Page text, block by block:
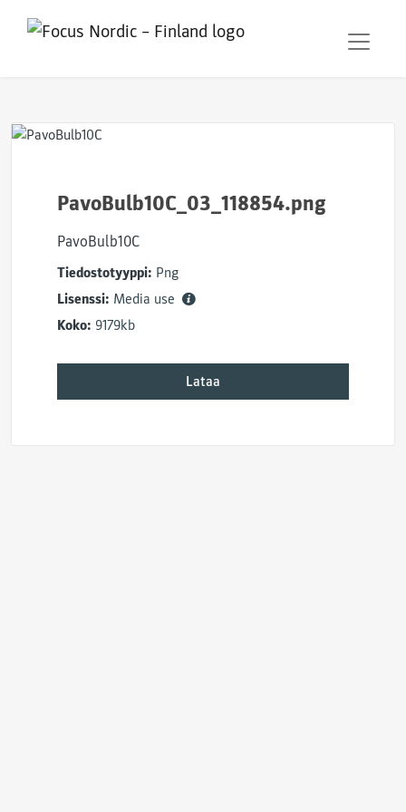
PavoBulb10C_03_118854.png
PavoBulb10C
Tiedostotyyppi: Png
Lisenssi: Media use
Koko: 9179kb
Lataa